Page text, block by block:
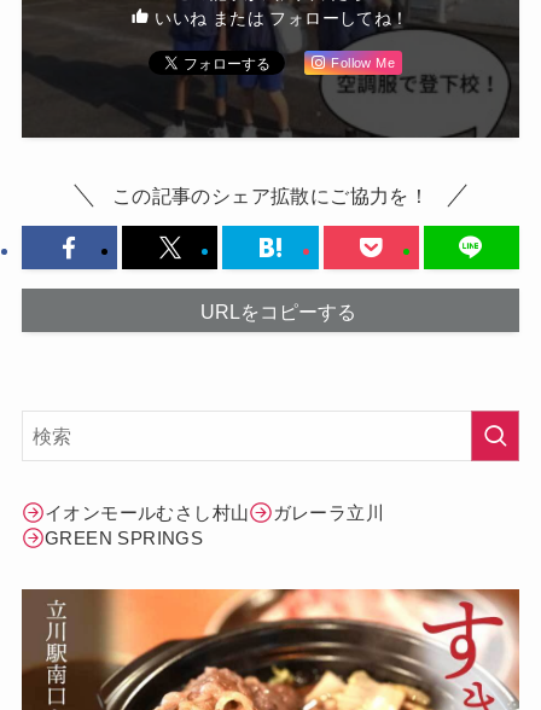
いいね または フォローしてね！
Follow Me
この記事のシェア拡散にご協力を！
URLをコピーする
イオンモールむさし村山
ガレーラ立川
GREEN SPRINGS